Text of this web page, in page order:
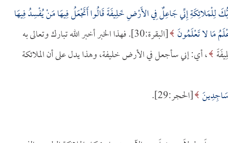
لِلْمَلائِكَةِ إِنِّي جَاعِلٌ فِي الأَرْضِ خَلِيفَةً قَالُوا أَتَجْعَلُ فِيهَا مَنْ يُفْسِدُ فِيهَا
مَا لا تَعْلَمُونَ
[البقرة:30]. فهذا الخبر أخبر الله تبارك وتعالى به
، أي: إني سأجعل في الأرض خليفة، وهذا يدل على أن الملائكة
[الحجر:29].